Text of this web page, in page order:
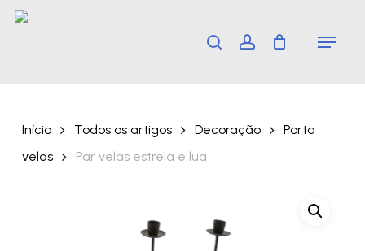
Skip
search account Menu
Início Todos os artigos Decoração
Porta
velas
Par velas estrela e lua